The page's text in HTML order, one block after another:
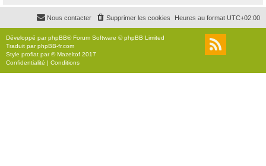
r
c
r
Heures au format UTC+02:00
Supprimer les cookies
Nous contacter
Développé parphpBB® Forum Software © phpBB Limited
Traduit parphpBB-fr.com
Style proflat par ©Mazeltof 2017
Confidentialité | Conditions